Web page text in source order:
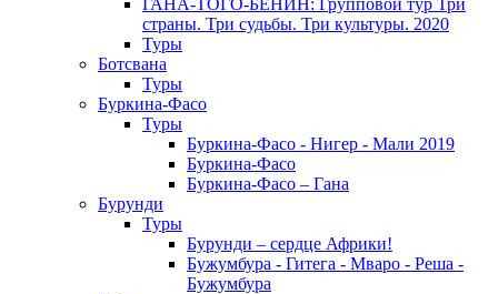
ГАНА-ТОГО-БЕНИН: Групповой тур Три
страны. Три судьбы. Три культуры. 2020
Туры
Ботсвана
Туры
Буркина-Фасо
Туры
Буркина-Фасо - Нигер - Мали 2019
Буркина-Фасо
Буркина-Фасо – Гана
Бурунди
Туры
Бурунди – сердце Африки!
Бужумбура - Гитега - Мваро - Реша -
Бужумбура